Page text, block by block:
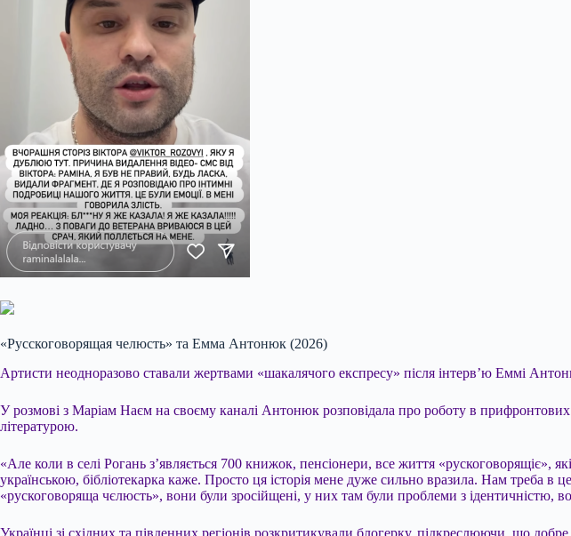
«Русскоговорящая челюсть» та Емма Антонюк (2026)
Артисти неодноразово ставали жертвами «шакалячого експресу» після інтерв’ю Еммі
У розмові з Маріам Наєм на своєму каналі Антонюк розповідала про роботу в
літературою.
«Але коли в селі Рогань з’являється 700 книжок, пенсіонери, все життя «рускоговорящіє»,
українською, бібліотекарка каже. Просто ця історія мене дуже сильно вразила. Нам
«рускоговоряща чєлюсть», вони були зросійщені, у них там були проблеми з
Українці зі східних та південних регіонів розкритикували блогерку, підкреслюючи, що